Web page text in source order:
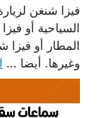
فيزا شنغن
السياحية أو
المطار أو فيزا
وغيرها. أيضا ...